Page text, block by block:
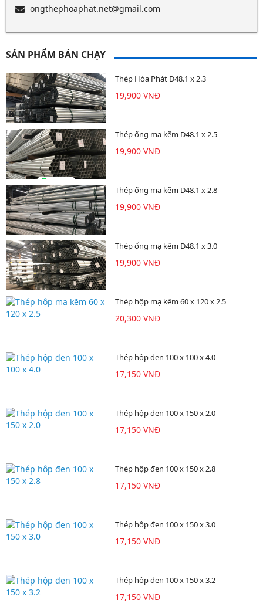
ongthephoaphat.net@gmail.com
SẢN PHẨM BÁN CHẠY
Thép Hòa Phát D48.1 x 2.3
19,900 VNĐ
Thép ống mạ kẽm D48.1 x 2.5
19,900 VNĐ
Thép ống mạ kẽm D48.1 x 2.8
19,900 VNĐ
Thép ống mạ kẽm D48.1 x 3.0
19,900 VNĐ
Thép hộp mạ kẽm 60 x 120 x 2.5
20,300 VNĐ
Thép hộp đen 100 x 100 x 4.0
17,150 VNĐ
Thép hộp đen 100 x 150 x 2.0
17,150 VNĐ
Thép hộp đen 100 x 150 x 2.8
17,150 VNĐ
Thép hộp đen 100 x 150 x 3.0
17,150 VNĐ
Thép hộp đen 100 x 150 x 3.2
17,150 VNĐ